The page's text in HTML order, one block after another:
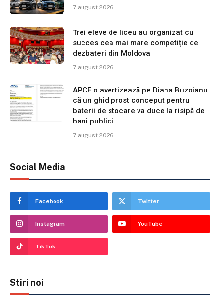
7 august 2026
Trei eleve de liceu au organizat cu
succes cea mai mare competiție de
dezbateri din Moldova
7 august 2026
APCE o avertizează pe Diana Buzoianu
că un ghid prost conceput pentru
baterii de stocare va duce la risipă de
bani publici
7 august 2026
Social Media
Facebook Twitter
Instagram YouTube
TikTok
Stiri noi